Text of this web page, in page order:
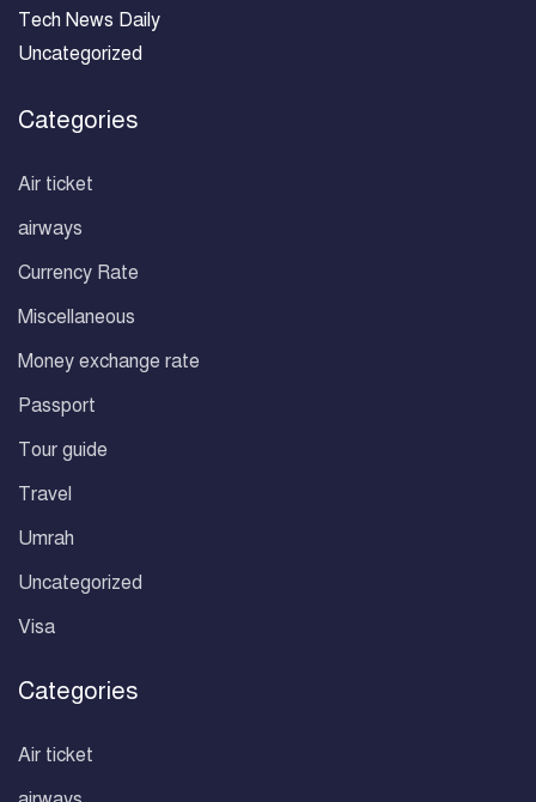
Tech News Daily
Uncategorized
Categories
Air ticket
airways
Currency Rate
Miscellaneous
Money exchange rate
Passport
Tour guide
Travel
Umrah
Uncategorized
Visa
Categories
Air ticket